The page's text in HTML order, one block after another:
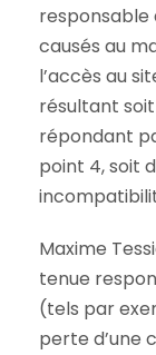
responsable
causés au
l’accès au
résultant soit
répondant
point 4, soit
Maxime
tenue
(tels par
perte d’une